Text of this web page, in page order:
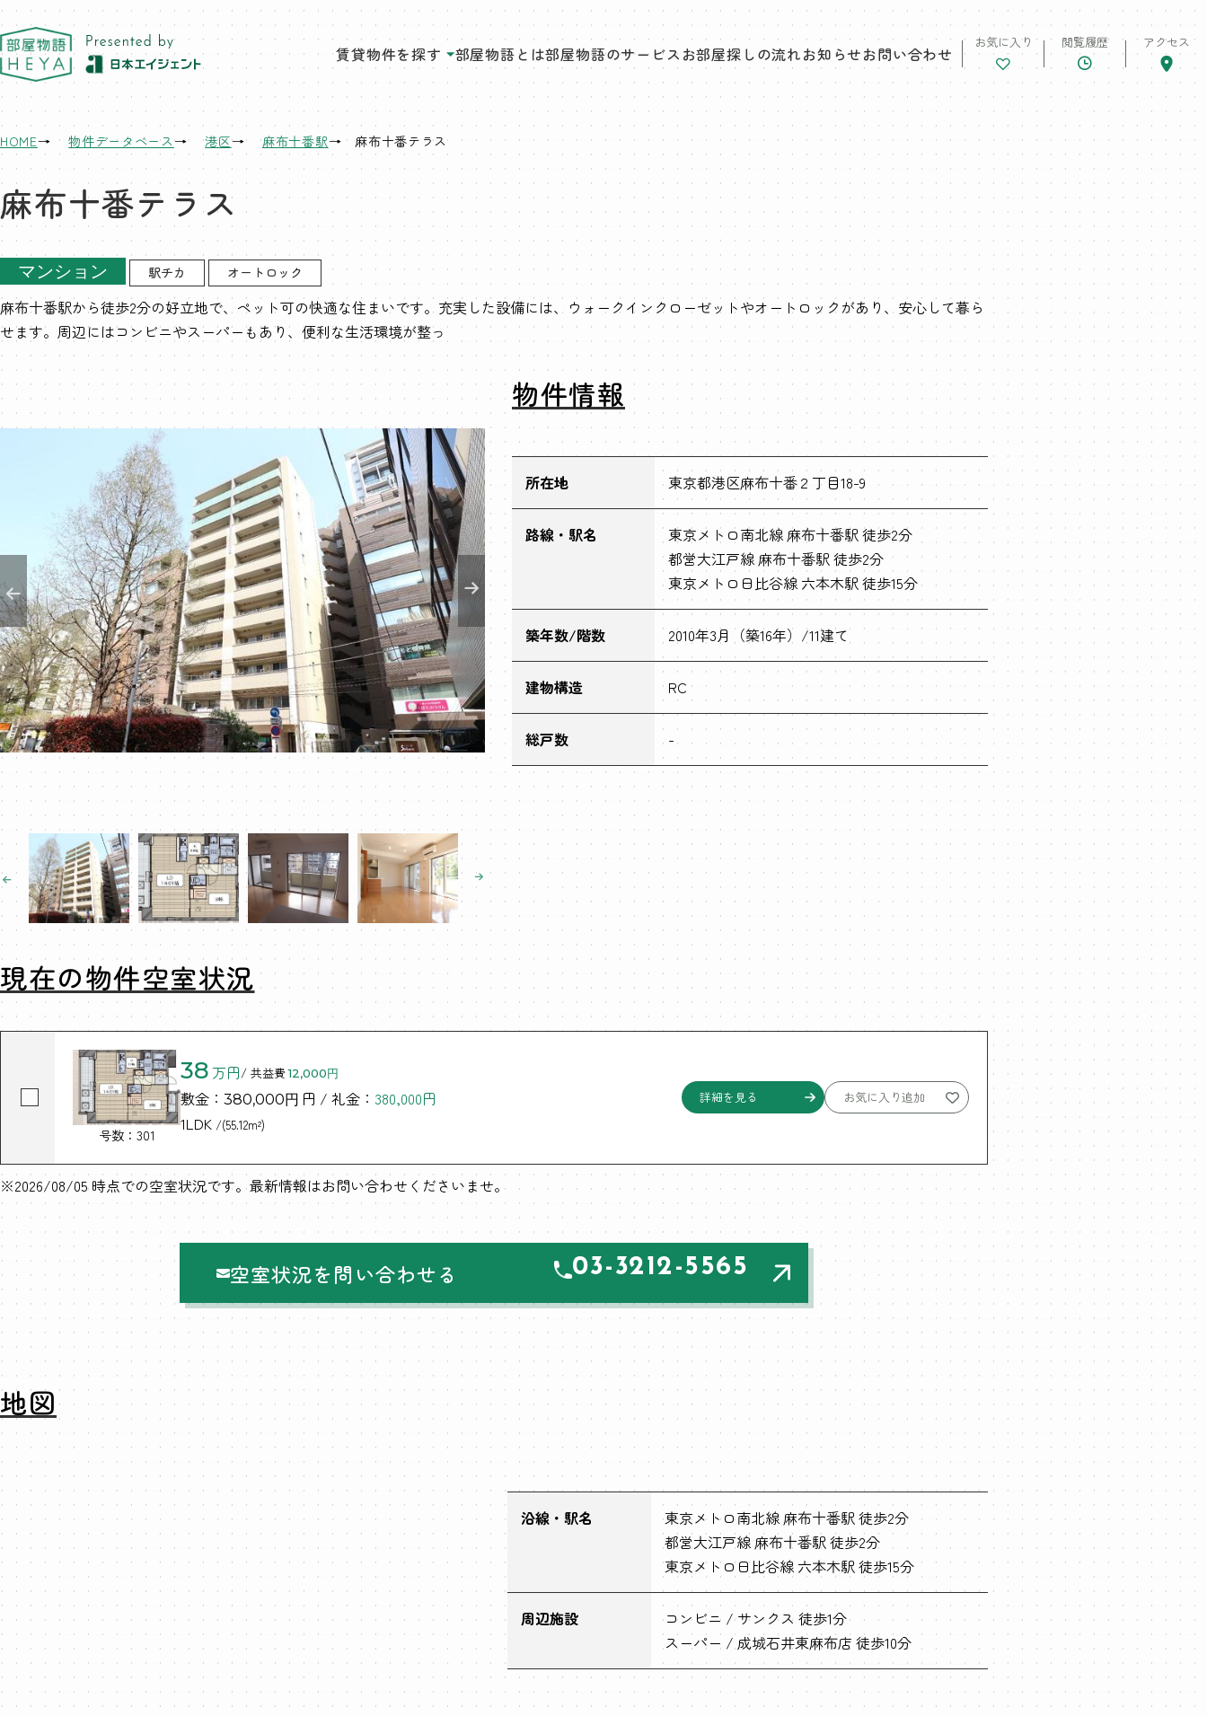
東京 部屋物語
賃貸物件を探す 部屋物語とは部屋物語のサービス お部屋探しの流れお知らせお問い合わせ
お気に入り 閲覧履歴 アクセス
HOME 物件データベース 港区 麻布十番駅 麻布十番テラス
麻布十番テラス
マンション 駅チカ オートロック
麻布十番駅から徒歩2分の好立地で、ペット可の快適な住まいです。充実した設備には、ウォークインクローゼットやオートロックがあり、安心して暮ら
せます。周辺にはコンビニやスーパーもあり、便利な生活環境が整っ
物件情報
所在地 東京都港区麻布十番２丁目18-9
路線・駅名
東京メトロ南北線 麻布十番駅 徒歩2分
都営大江戸線 麻布十番駅 徒歩2分
東京メトロ日比谷線 六本木駅 徒歩15分
築年数/階数 2010年3月（築16年）/11建て
建物構造 RC
総戸数 -
現在の物件空室状況
号数：301
38 万円/ 共益費 12,000円
敷金： 380,000円 円 / 礼金： 380,000円
1LDK /(55.12m²)
詳細を見る お気に入り追加
※2026/08/05 時点での空室状況です。最新情報はお問い合わせくださいませ。
空室状況を問い合わせる 03-3212-5565
地図
沿線・駅名
東京メトロ南北線 麻布十番駅 徒歩2分
都営大江戸線 麻布十番駅 徒歩2分
東京メトロ日比谷線 六本木駅 徒歩15分
周辺施設
コンビニ / サンクス 徒歩1分
スーパー / 成城石井東麻布店 徒歩10分